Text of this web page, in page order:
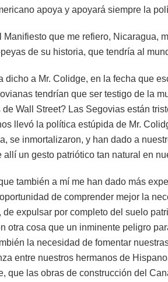
apoya y apoyará siempre la
que me refiero, Nicaragua,
de su historia, que tendría al
dicho a Mr. Colidge, en la fecha que
tendrían que ser testigo de la
Wall Street? Las Segovias están
llevó la política estúpida de Mr.
se inmortalizaron, y han dado a
allí un gesto patriótico tan natural en
también a mí me han dado más
de comprender mejor la
de expulsar por completo del suelo
otra cosa que un inminente peligro
la necesidad de fomentar
entre nuestros hermanos de
que las obras de construcción del